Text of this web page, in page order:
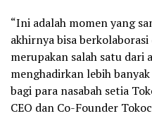
“Ini adalah momen yang
akhirnya bisa
merupakan salah satu dari
menghadirkan lebih
bagi para nasabah setia
CEO dan Co-Founder